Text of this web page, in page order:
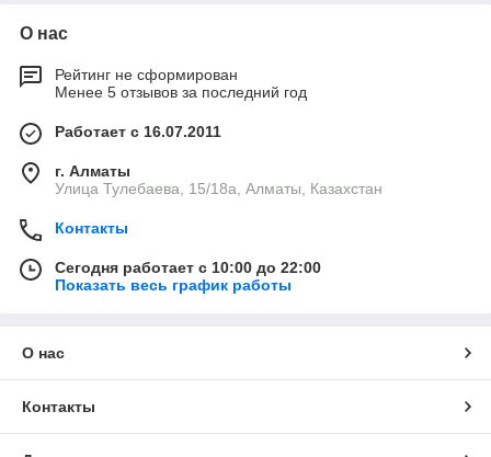
О нас
Рейтинг не сформирован
Менее 5 отзывов за последний год
Работает с 16.07.2011
г. Алматы
Улица Тулебаева, 15/18а, Алматы, Казахстан
Контакты
Сегодня работает с 10:00 до 22:00
Показать весь график работы
О нас
Контакты